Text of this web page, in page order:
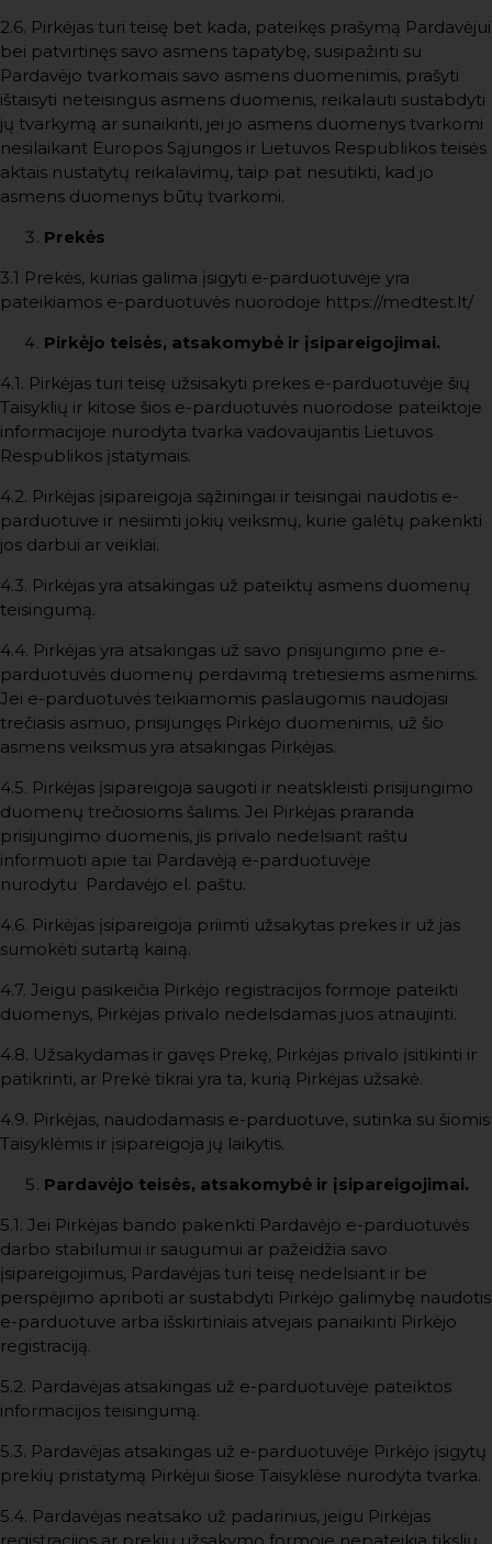
2.6. Pirkėjas turi teisę bet kada, pateikęs prašymą Pardavėjui
bei patvirtinęs savo asmens tapatybę, susipažinti su
Pardavėjo tvarkomais savo asmens duomenimis, prašyti
ištaisyti neteisingus asmens duomenis, reikalauti sustabdyti
jų tvarkymą ar sunaikinti, jei jo asmens duomenys tvarkomi
nesilaikant Europos Sąjungos ir Lietuvos Respublikos teisės
aktais nustatytų reikalavimų, taip pat nesutikti, kad jo
asmens duomenys būtų tvarkomi.
Prekės
3.1 Prekės, kurias galima įsigyti e-parduotuvėje yra
pateikiamos e-parduotuvės nuorodoje https://medtest.lt/
Pirkėjo teisės, atsakomybė ir įsipareigojimai.
4.1. Pirkėjas turi teisę užsisakyti prekes e-parduotuvėje šių
Taisyklių ir kitose šios e-parduotuvės nuorodose pateiktoje
informacijoje nurodyta tvarka vadovaujantis Lietuvos
Respublikos įstatymais.
4.2. Pirkėjas įsipareigoja sąžiningai ir teisingai naudotis e-
parduotuve ir nesiimti jokių veiksmų, kurie galėtų pakenkti
jos darbui ar veiklai.
4.3. Pirkėjas yra atsakingas už pateiktų asmens duomenų
teisingumą.
4.4. Pirkėjas yra atsakingas už savo prisijungimo prie e-
parduotuvės duomenų perdavimą tretiesiems asmenims.
Jei e-parduotuvės teikiamomis paslaugomis naudojasi
trečiasis asmuo, prisijungęs Pirkėjo duomenimis, už šio
asmens veiksmus yra atsakingas Pirkėjas.
4.5. Pirkėjas įsipareigoja saugoti ir neatskleisti prisijungimo
duomenų trečiosioms šalims. Jei Pirkėjas praranda
prisijungimo duomenis, jis privalo nedelsiant raštu
informuoti apie tai Pardavėją e-parduotuvėje
nurodytu Pardavėjo el. paštu.
4.6. Pirkėjas įsipareigoja priimti užsakytas prekes ir už jas
sumokėti sutartą kainą.
4.7. Jeigu pasikeičia Pirkėjo registracijos formoje pateikti
duomenys, Pirkėjas privalo nedelsdamas juos atnaujinti.
4.8. Užsakydamas ir gavęs Prekę, Pirkėjas privalo įsitikinti ir
patikrinti, ar Prekė tikrai yra ta, kurią Pirkėjas užsakė.
4.9. Pirkėjas, naudodamasis e-parduotuve, sutinka su šiomis
Taisyklėmis ir įsipareigoja jų laikytis.
Pardavėjo teisės, atsakomybė ir įsipareigojimai.
5.1. Jei Pirkėjas bando pakenkti Pardavėjo e-parduotuvės
darbo stabilumui ir saugumui ar pažeidžia savo
įsipareigojimus, Pardavėjas turi teisę nedelsiant ir be
perspėjimo apriboti ar sustabdyti Pirkėjo galimybę naudotis
e-parduotuve arba išskirtiniais atvejais panaikinti Pirkėjo
registraciją.
5.2. Pardavėjas atsakingas už e-parduotuvėje pateiktos
informacijos teisingumą.
5.3. Pardavėjas atsakingas už e-parduotuvėje Pirkėjo įsigytų
prekių pristatymą Pirkėjui šiose Taisyklėse nurodyta tvarka.
5.4. Pardavėjas neatsako už padarinius, jeigu Pirkėjas